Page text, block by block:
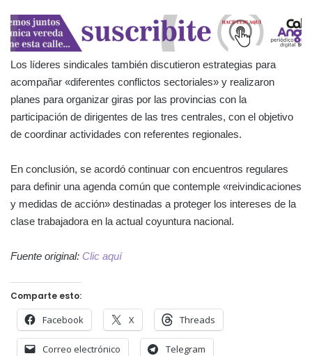
Los líderes sindicales también discutieron estrategias para
acompañar «diferentes conflictos sectoriales» y realizaron
planes para organizar giras por las provincias con la
participación de dirigentes de las tres centrales, con el objetivo
de coordinar actividades con referentes regionales.
En conclusión, se acordó continuar con encuentros regulares
para definir una agenda común que contemple «reivindicaciones
y medidas de acción» destinadas a proteger los intereses de la
clase trabajadora en la actual coyuntura nacional.
Fuente original: Clic aquí
Comparte esto:
Facebook X Threads
Correo electrónico Telegram